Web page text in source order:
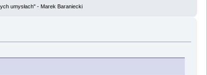
umysłach" - Marek Baraniecki